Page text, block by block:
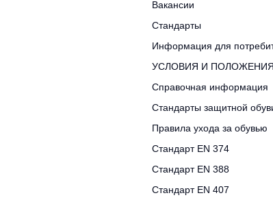
Вакансии
Стандарты
Информация для
УСЛОВИЯ И ПОЛОЖЕНИЯ
Справочная информация
Стандарты защитной
Правила ухода за обувью
Стандарт EN 374
Стандарт EN 388
Стандарт EN 407